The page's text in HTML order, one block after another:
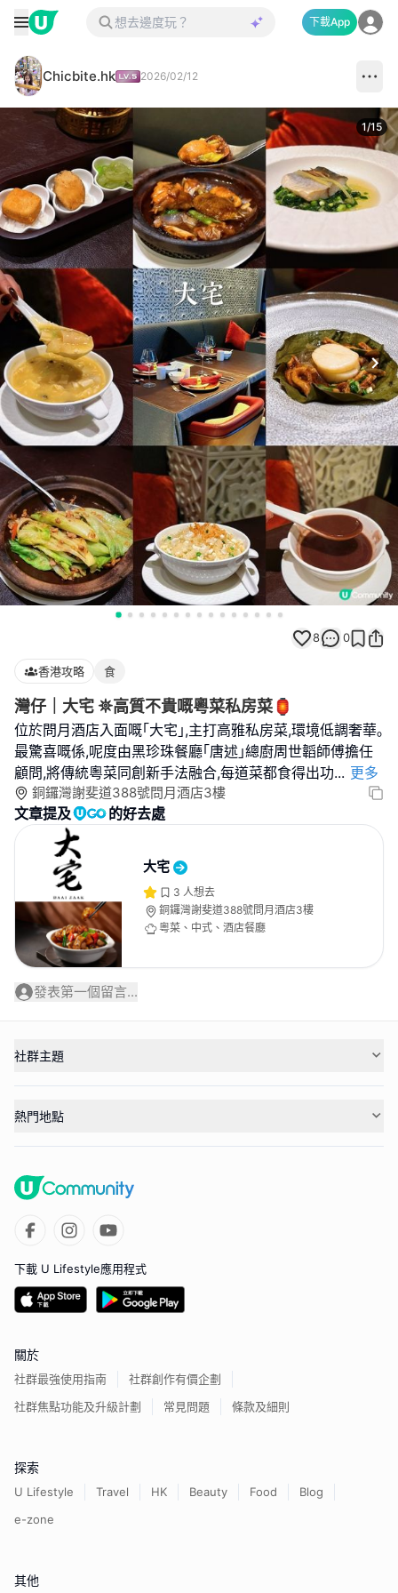
下載App
Chicbite.hk 2026/02/12
1/15
8 0
香港攻略 食
灣仔｜大宅 𖤓高質不貴嘅粵菜私房菜🏮
位於問月酒店入面嘅｢大宅｣,主打高雅私房菜,環境低調奢華｡
最驚喜嘅係,呢度由黑珍珠餐廳｢唐述｣總廚周世韜師傅擔任
顧問,將傳統粵菜同創新手法融合,每道菜都食得出功... 更多
銅鑼灣謝斐道388號問月酒店3樓
文章提及 的好去處
大宅
3 人想去
銅鑼灣謝斐道388號問月酒店3樓
粵菜、中式、酒店餐廳
發表第一個留言...
社群主題
熱門地點
下載 U Lifestyle應用程式
關於
社群最強使用指南
社群創作有價企劃
社群焦點功能及升級計劃
常見問題 條款及細則
探索
U Lifestyle Travel HK Beauty Food
Blog
e-zone
其他